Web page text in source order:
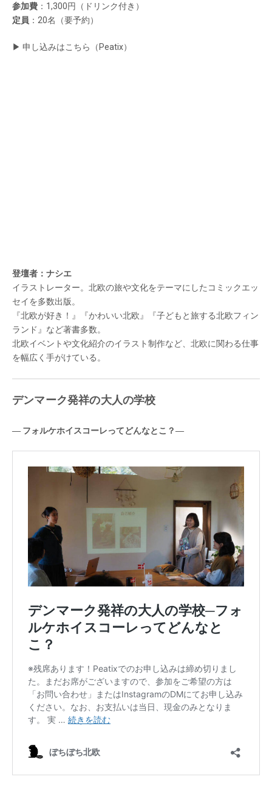
参加費 ：1,300円（ドリンク付き）
定員 ：20名（要予約）
▶︎ 申し込みはこちら（Peatix）
登壇者：ナシエ
イラストレーター。北欧の旅や文化をテーマにしたコミックエッ
セイを多数出版。
『北欧が好き！』『かわいい北欧』『子どもと旅する北欧フィン
ランド』など著書多数。
北欧イベントや文化紹介のイラスト制作など、北欧に関わる仕事
を幅広く手がけている。
デンマーク発祥の大人の学校
― フォルケホイスコーレってどんなとこ？―